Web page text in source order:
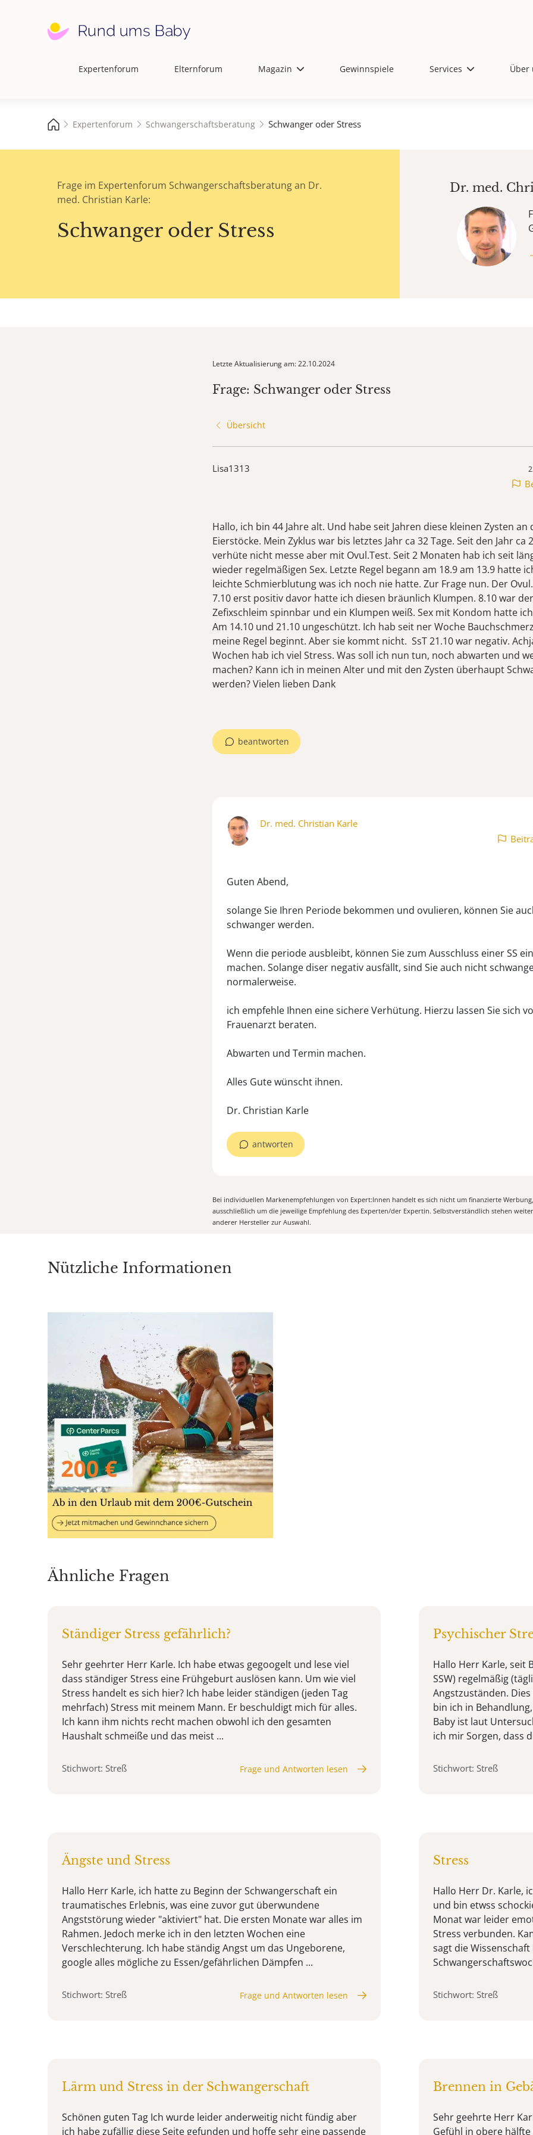
Hauptnavigation
Expertenforum Elternforum Magazin Gewinnspiele Services Über
Expertenforum Schwangerschaftsberatung Schwanger oder Stress
Frage im Expertenforum Schwangerschaftsberatung an Dr.
med. Christian Karle:
Schwanger oder Stress
Dr. med.
Letzte Aktualisierung am: 22.10.2024
Frage: Schwanger oder Stress
Übersicht
Lisa1313
Hallo, ich bin 44 Jahre alt. Und habe seit Jahren diese kleinen Zysten an
Eierstöcke. Mein Zyklus war bis letztes Jahr ca 32 Tage. Seit den Jahr ca
verhüte nicht messe aber mit Ovul.Test. Seit 2 Monaten hab ich seit
wieder regelmäßigen Sex. Letzte Regel begann am 18.9 am 13.9 hatte
leichte Schmierblutung was ich noch nie hatte. Zur Frage nun. Der
7.10 erst positiv davor hatte ich diesen bräunlich Klumpen. 8.10 war der
Zefixschleim spinnbar und ein Klumpen weiß. Sex mit Kondom hatte
Am 14.10 und 21.10 ungeschützt. Ich hab seit ner Woche
meine Regel beginnt. Aber sie kommt nicht. SsT 21.10 war negativ.
Wochen hab ich viel Stress. Was soll ich nun tun, noch abwarten und
machen? Kann ich in meinen Alter und mit den Zysten überhaupt
werden? Vielen lieben Dank
beantworten
Dr. med. Christian Karle
Guten Abend,
solange Sie Ihren Periode bekommen und ovulieren, können Sie
schwanger werden.
Wenn die periode ausbleibt, können Sie zum Ausschluss einer SS
machen. Solange diser negativ ausfällt, sind Sie auch nicht
normalerweise.
ich empfehle Ihnen eine sichere Verhütung. Hierzu lassen Sie sich
Frauenarzt beraten.
Abwarten und Termin machen.
Alles Gute wünscht ihnen.
antworten
Bei individuellen Markenempfehlungen von Expert:Innen handelt es sich nicht um finanzierte
ausschließlich um die jeweilige Empfehlung des Experten/der Expertin. Selbstverständlich stehen
anderer Hersteller zur Auswahl.
Nützliche Informationen
Ähnliche Fragen
Ständiger Stress gefährlich?
Sehr geehrter Herr Karle. Ich habe etwas gegoogelt und lese viel
dass ständiger Stress eine Frühgeburt auslösen kann. Um wie viel
Stress handelt es sich hier? Ich habe leider ständigen (jeden Tag
mehrfach) Stress mit meinem Mann. Er beschuldigt mich für alles.
Ich kann ihm nichts recht machen obwohl ich den gesamten
Haushalt schmeiße und das meist ...
Stichwort: Streß Frage und Antworten lesen
Psychischer
Hallo Herr Karle, seit
SSW) regelmäßig
Angstzuständen.
bin ich in
Baby ist laut
ich mir Sorgen, dass
Stichwort: Streß
Ängste und Stress
Hallo Herr Karle, ich hatte zu Beginn der Schwangerschaft ein
traumatisches Erlebnis, was eine zuvor gut überwundene
Angststörung wieder "aktiviert" hat. Die ersten Monate war alles im
Rahmen. Jedoch merke ich in den letzten Wochen eine
Verschlechterung. Ich habe ständig Angst um das Ungeborene,
google alles mögliche zu Essen/gefährlichen Dämpfen ...
Stichwort: Streß Frage und Antworten lesen
Stress
Hallo Herr Dr. Karle,
und bin etwss
Monat war leider
Stress verbunden.
sagt die
Stichwort: Streß
Lärm und Stress in der Schwangerschaft
Schönen guten Tag Ich wurde leider anderweitig nicht fündig aber
ich habe zufällig diese Seite gefunden und hoffe sehr eine passende
Brennen in
Sehr geehrte Herr
Gefühl in obere